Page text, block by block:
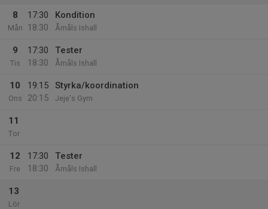
8
Mån
17:30
18:30
Kondition
Åmåls Ishall
9
Tis
17:30
18:30
Tester
Åmåls Ishall
10
Ons
19:15
20:15
Styrka/koordination
Jeje's Gym
11
Tor
12
Fre
17:30
18:30
Tester
Åmåls Ishall
13
Lör